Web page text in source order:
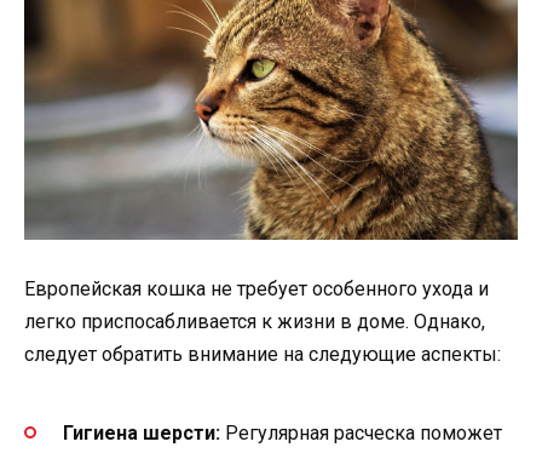
Европейская кошка не требует особенного ухода и
легко приспосабливается к жизни в доме. Однако,
следует обратить внимание на следующие аспекты:
Гигиена шерсти: Регулярная расческа поможет